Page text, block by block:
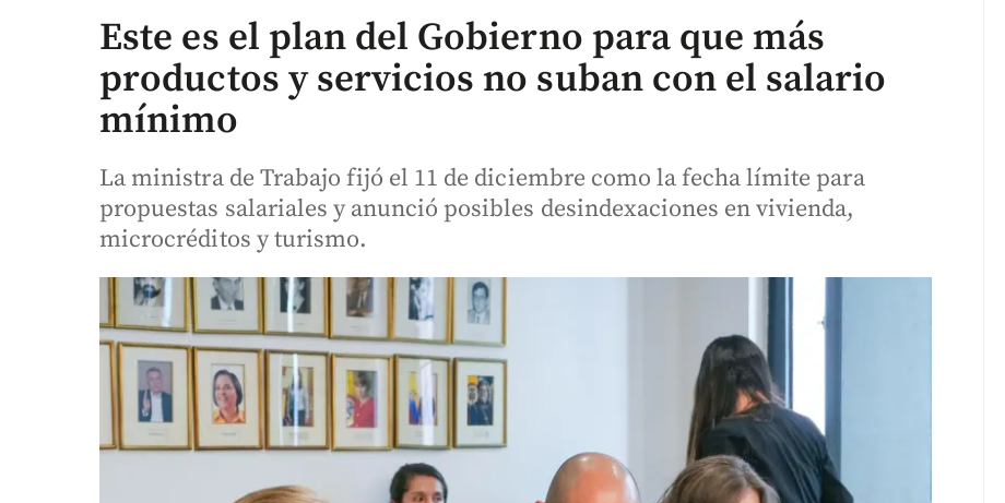
Este es el plan del Gobierno para que más
productos y servicios no suban con el salario
mínimo
La ministra de Trabajo fijó el 11 de diciembre como la fecha límite para
propuestas salariales y anunció posibles desindexaciones en vivienda,
microcréditos y turismo.